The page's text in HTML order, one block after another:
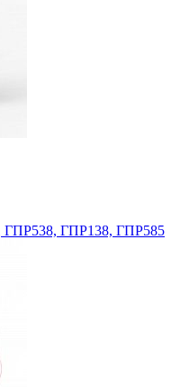
ГПР538, ГПР138, ГПР585